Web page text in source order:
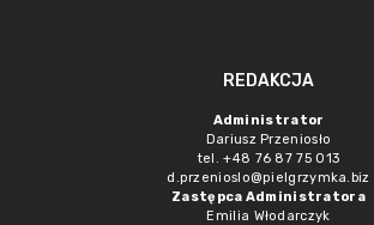
REDAKCJA
Administrator
Dariusz Przeniosło
tel. +48 76 87 75 013
d.przenioslo@pielgrzymka.biz
Zastępca Administratora
Emilia Włodarczyk